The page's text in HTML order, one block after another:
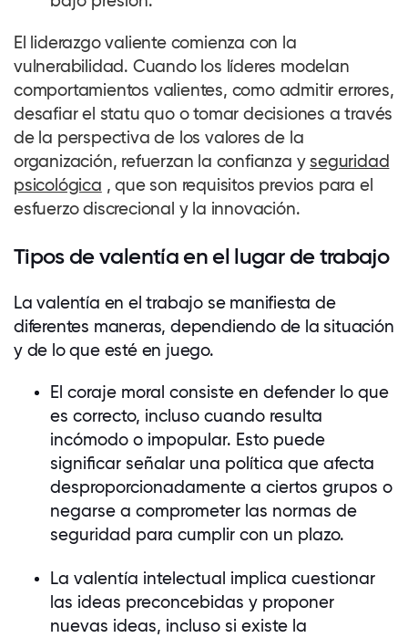
El liderazgo valiente comienza con la
vulnerabilidad. Cuando los líderes modelan
comportamientos valientes, como admitir errores,
desafiar el statu quo o tomar decisiones a través
de la perspectiva de los valores de la
organización, refuerzan la confianza y seguridad
psicológica , que son requisitos previos para el
esfuerzo discrecional y la innovación.
Tipos de valentía en el lugar de trabajo
La valentía en el trabajo se manifiesta de
diferentes maneras, dependiendo de la situación
y de lo que esté en juego.
El coraje moral consiste en defender lo que
es correcto, incluso cuando resulta
incómodo o impopular. Esto puede
significar señalar una política que afecta
desproporcionadamente a ciertos grupos o
negarse a comprometer las normas de
seguridad para cumplir con un plazo.
La valentía intelectual implica cuestionar
las ideas preconcebidas y proponer
nuevas ideas, incluso si existe la